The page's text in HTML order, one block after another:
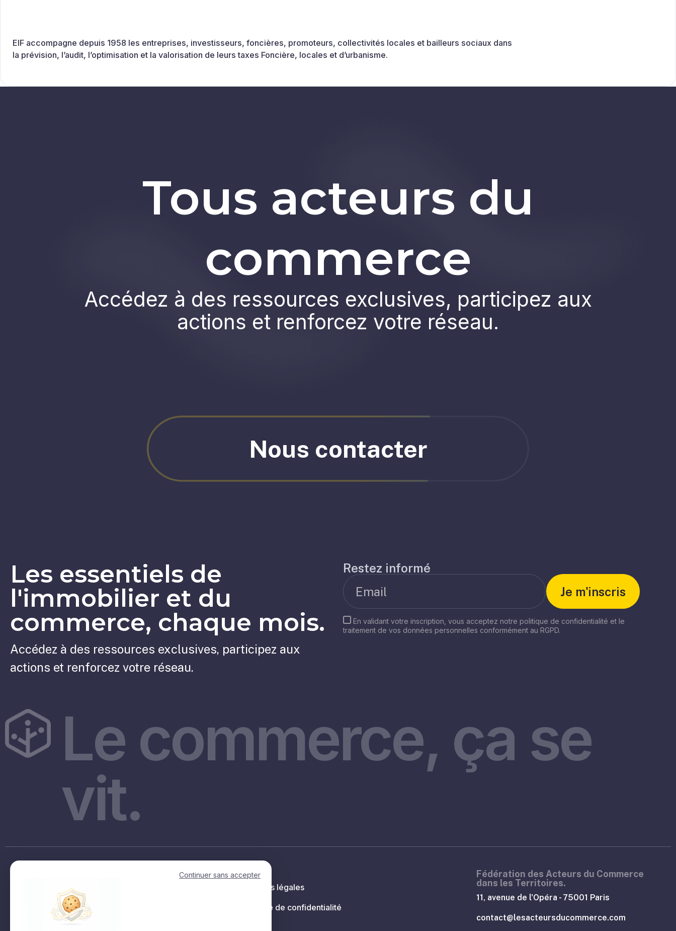
EIF accompagne depuis 1958 les entreprises, investisseurs, foncières, promoteurs, collectivités locales et bailleurs sociaux dans
la prévision, l’audit, l’optimisation et la valorisation de leurs taxes Foncière, locales et d’urbanisme.
Tous acteurs du
commerce
Accédez à des ressources exclusives, participez aux
actions et renforcez votre réseau.
Nous contacter
Les essentiels de
l'immobilier et du
commerce, chaque mois.
Accédez à des ressources exclusives, participez aux
actions et renforcez votre réseau.
Restez informé
En validant votre inscription, vous acceptez notre politique de confidentialité et le
traitement de vos données personnelles conformément au RGPD.
Le commerce, ça se
vit.
Accueil
La Fédération
Mentions légales
Politique de confidentialité
Fédération des Acteurs du Commerce
dans les Territoires.
11, avenue de l'Opéra - 75001 Paris
contact@lesacteursducommerce.com
Continuer sans accepter